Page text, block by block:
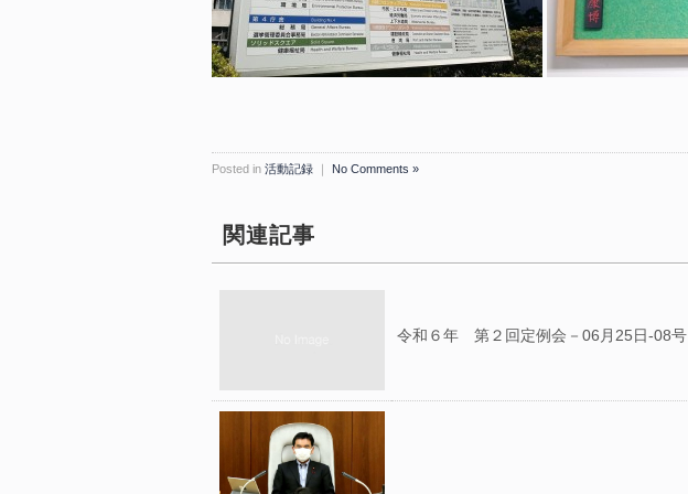
Posted in 活動記録 No Comments »
関連記事
令和６年 第２回定例会－06月25日-08号